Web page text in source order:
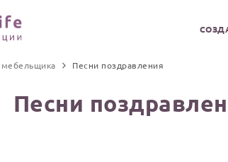
Песни поздравления
Песни